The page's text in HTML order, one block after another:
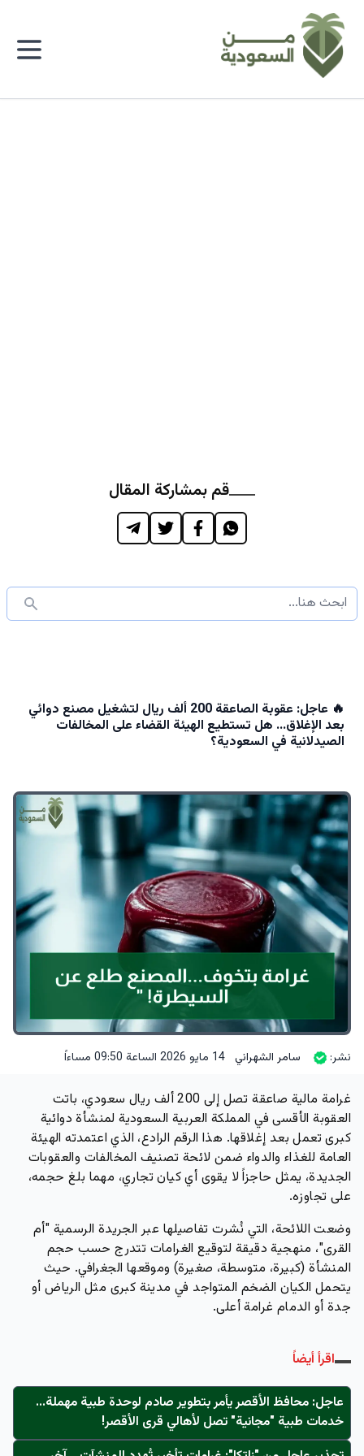
قم بمشاركة المقال
🔥 عاجل: عقوبة الصاعقة 200 ألف ريال لتشغيل مصنع دوائي
بعد الإغلاق… هل تستطيع الهيئة القضاء على المخالفات
الصيدلانية في السعودية؟
نشر: سامر الشهراني 14 مايو 2026 الساعة 09:50 مساءاً
غرامة مالية صاعقة تصل إلى 200 ألف ريال سعودي، باتت
العقوبة الأقسى في المملكة العربية السعودية لمنشأة دوائية
كبرى تعمل بعد إغلاقها. هذا الرقم الرادع، الذي اعتمدته الهيئة
العامة للغذاء والدواء ضمن لائحة تصنيف المخالفات والعقوبات
الجديدة، يمثل حاجزاً لا يقوى أي كيان تجاري، مهما بلغ حجمه،
على تجاوزه.
وضعت اللائحة، التي نُشرت تفاصيلها عبر الجريدة الرسمية "أم
القرى"، منهجية دقيقة لتوقيع الغرامات تتدرج حسب حجم
المنشأة (كبيرة، متوسطة، صغيرة) وموقعها الجغرافي. حيث
يتحمل الكيان الضخم المتواجد في مدينة كبرى مثل الرياض أو
جدة أو الدمام غرامة أعلى.
اقرأ أيضاً
عاجل: محافظ الأقصر يأمر بتطوير صادم لوحدة طبية مهملة...
خدمات طبية "مجانية" تصل لأهالي قرى الأقصر!